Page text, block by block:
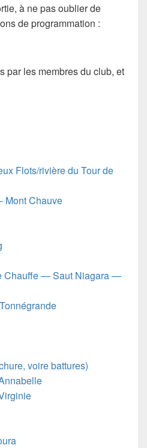
à ne pas oublier de
de programmation :
par les membres du club, et
Flots/rivière du Tour de
Mont Chauve
— Saut Niagara —
voire battures)